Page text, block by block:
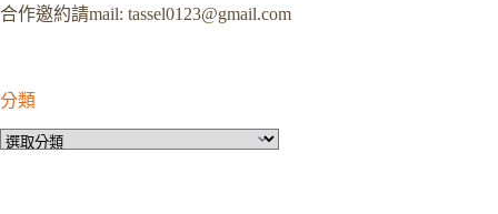
合作邀約請mail: tassel0123@gmail.com
分類
分